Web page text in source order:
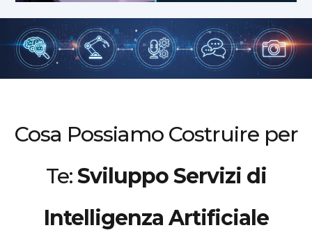
Cosa Possiamo Costruire per
Te:Sviluppo Servizi di
Intelligenza Artificiale